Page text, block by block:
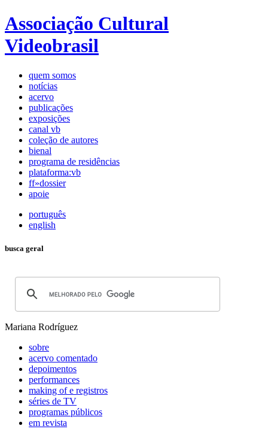
Associação Cultural
Videobrasil
quem somos
notícias
acervo
publicações
exposições
canal vb
coleção de autores
bienal
programa de residências
plataforma:vb
ff»dossier
apoie
português
english
busca geral
Mariana Rodríguez
sobre
acervo comentado
depoimentos
performances
making of e registros
séries de TV
programas públicos
em revista